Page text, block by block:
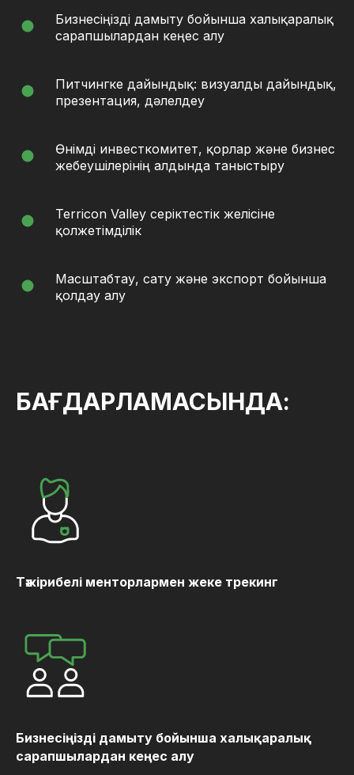
Бизнесіңізді дамыту бойынша халықаралық
сарапшылардан кеңес алу
Питчингке дайындық: визуалды дайындық,
презентация, дәлелдеу
Өнімді инвесткомитет, қорлар және бизнес
жебеушілерінің алдында таныстыру
Terricon Valley серіктестік желісіне
қолжетімділік
Масштабтау, сату және экспорт бойынша
қолдау алу
БАҒДАРЛАМАСЫНДА:
Тәжірибелі менторлармен жеке трекинг
Бизнесіңізді дамыту бойынша халықаралық
сарапшылардан кеңес алу